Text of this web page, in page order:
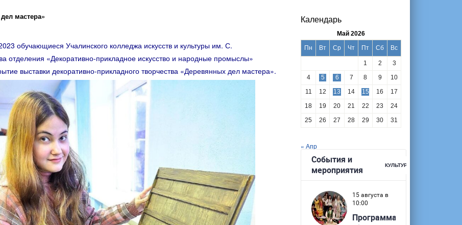
мастера»
обучающиеся Учалинского колледжа искусств и культуры им. С.
отделения «Декоративно-прикладное искусство и народные промыслы»
выставки декоративно-прикладного творчества «Деревянных дел мастера».
Календарь
Май 2026
Пн
Вт Ср Чт Пт Сб Вс
1 2
3
4
5 6 7 8 9
10
11
12 13 14 15 16
17
18
19 20 21 22 23
24
25
26 27 28 29 30 31
« Апр